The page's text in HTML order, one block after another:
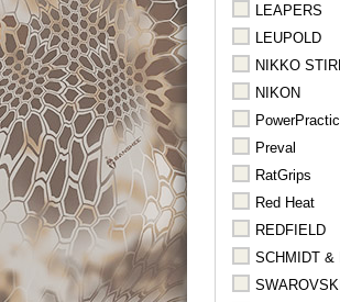
LEAPERS
LEUPOLD
NIKKO
NIKON
Preval
RatGrips
Red Heat
REDFIELD
SCHMIDT &
SWAROVSKI